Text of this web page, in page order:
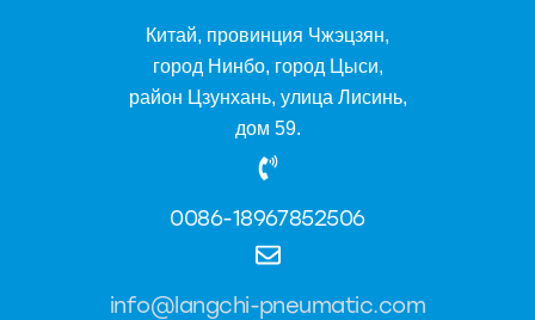
Китай, провинция Чжэцзян,
город Нинбо, город Цыси,
район Цзунхань, улица Лисинь,
дом 59.
0086-18967852506
info@langchi-pneumatic.com